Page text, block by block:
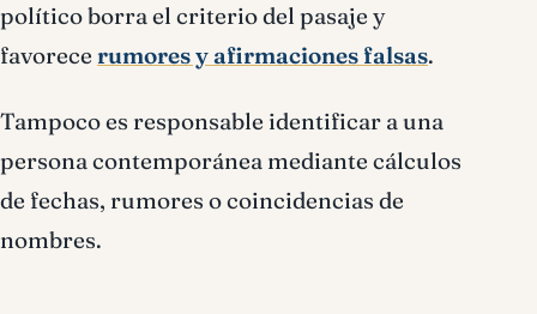
político borra el criterio del pasaje y
favorece rumores y afirmaciones falsas.
Tampoco es responsable identificar a una
persona contemporánea mediante cálculos
de fechas, rumores o coincidencias de
nombres.